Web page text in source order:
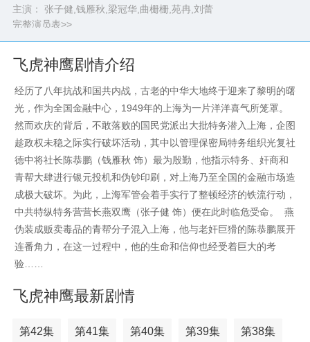
主演： 张子健,钱雁秋,梁冠华,曲栅栅,苑冉,刘蕾
完整演员表>>
飞虎神鹰剧情介绍
经历了八年抗战和国共内战，古老的中华大地终于迎来了黎明的曙
光，作为全国金融中心，1949年的上海为一片洋洋喜气所笼罩。
然而欢庆的背后，不敢落败的国民党派出大批特务潜入上海，企图
趁政权未稳之际实行破坏活动，其中以管理保密局特务组织光复社
德中将社长陈恭鹏（钱雁秋 饰）最为殷勤，他指示特务、奸商和
青帮大肆进行银元投机和伪钞印刷，对上海乃至全国的金融市场造
成极大破坏。为此，上海军管会着手实行了整顿经济的铁流行动，
中共特纵特务营营长燕双鹰（张子健 饰）便在此时临危受命。 燕
伪装成贩卖毒品的青帮分子混入上海，他与老奸巨猾的陈恭鹏展开
连番角力，在这一过程中，他的生命和信仰也经受着巨大的考
验……
飞虎神鹰最新剧情
第42集 第41集 第40集 第39集 第38集